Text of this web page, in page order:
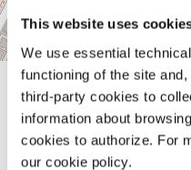
This website uses
We use essential
functioning of the site
third-party cookies to
information about
cookies to authorize. For
our cookie policy.